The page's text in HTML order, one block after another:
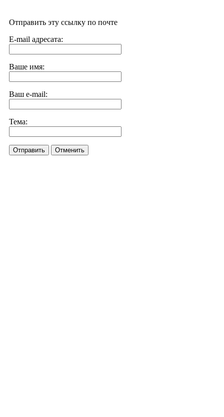
Отправить эту ссылку по почте
E-mail адресата:
Ваше имя:
Ваш e-mail:
Тема:
Отправить Отменить